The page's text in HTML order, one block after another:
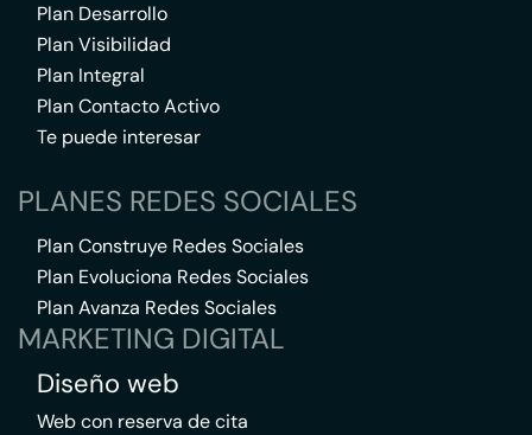
Plan Desarrollo
Plan Visibilidad
Plan Integral
Plan Contacto Activo
Te puede interesar
PLANES REDES SOCIALES
Plan Construye Redes Sociales
Plan Evoluciona Redes Sociales
Plan Avanza Redes Sociales
MARKETING DIGITAL
Diseño web
Web con reserva de cita